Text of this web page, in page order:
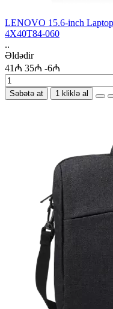
LENOVO 15.6-inch
4X40T84-060
..
Əldədir
41₼ 35₼ -6₼
Səbətə at 1 kliklə al